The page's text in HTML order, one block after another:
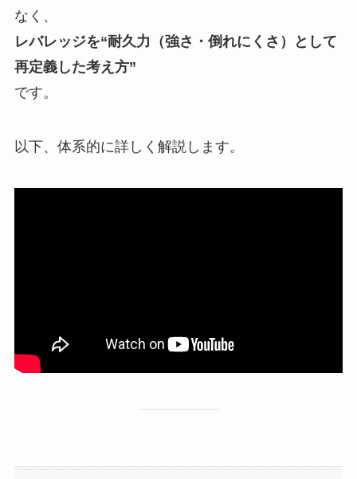
なく、
レバレッジを“耐久力（強さ・倒れにくさ）として
再定義した考え方”
です。
以下、体系的に詳しく解説します。